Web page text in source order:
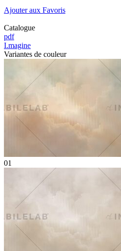
Ajouter aux Favoris
Catalogue
pdf
I.magine
Variantes de couleur
01